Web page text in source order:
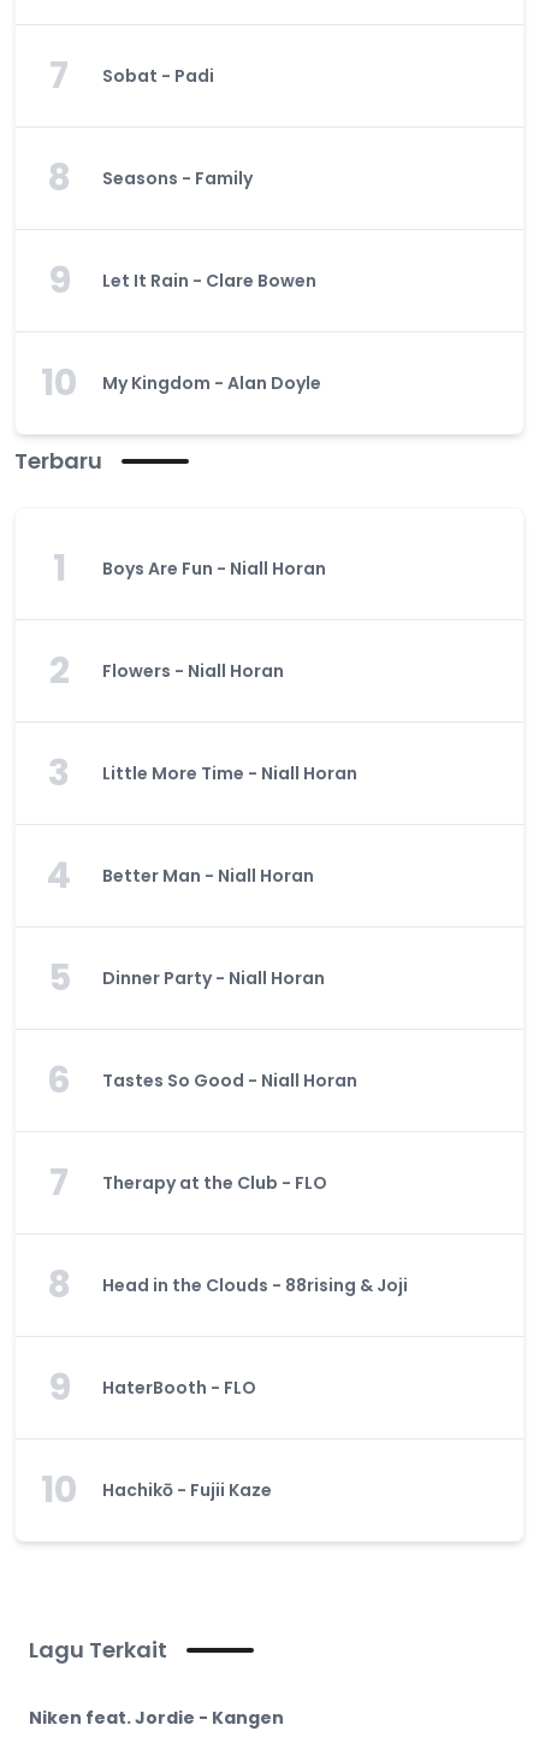
7 Sobat - Padi
8 Seasons - Family
9 Let It Rain - Clare Bowen
10 My Kingdom - Alan Doyle
Terbaru
1 Boys Are Fun - Niall Horan
2 Flowers - Niall Horan
3 Little More Time - Niall Horan
4 Better Man - Niall Horan
5 Dinner Party - Niall Horan
6 Tastes So Good - Niall Horan
7 Therapy at the Club - FLO
8 Head in the Clouds - 88rising & Joji
9 HaterBooth - FLO
10 Hachikō - Fujii Kaze
Lagu Terkait
Niken feat. Jordie - Kangen